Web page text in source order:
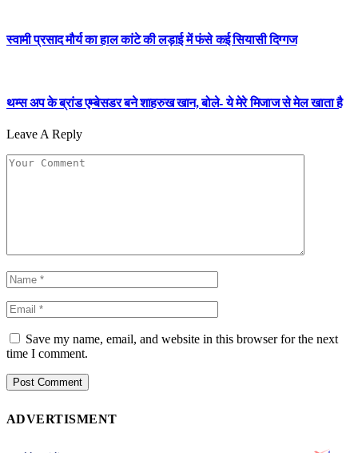
स्वामी प्रसाद मौर्य का हाल कांटे की लड़ाई में फंसे कई सियासी दिग्गज
थम्स अप के ब्रांड एम्बेसडर बने शाहरुख खान, बोले- ये मेरे मिजाज से मेल खाता है
Leave A Reply
Save my name, email, and website in this browser for the next
time I comment.
ADVERTISMENT